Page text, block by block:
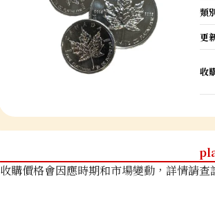
類
更
收
收購價格會因應時期和市場變動，詳情請查